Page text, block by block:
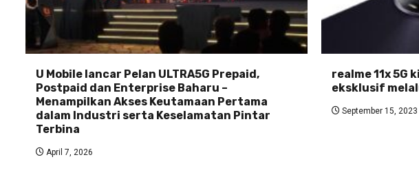
U Mobile lancar Pelan ULTRA5G Prepaid,
Postpaid dan Enterprise Baharu –
Menampilkan Akses Keutamaan Pertama
dalam Industri serta Keselamatan Pintar
Terbina
April 7, 2026
realme 11x 5G
eksklusif
September 15, 2023